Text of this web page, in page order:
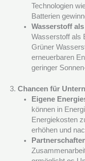
Technologien
Batterien
Wasserstoff
Wasserstoff als
Grüner
erneuerbaren
geringer
3. Chancen für
Eigene
können in
Energiekosten
erhöhen und